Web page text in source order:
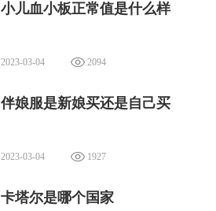
小儿血小板正常值是什么样
2023-03-04 2094
伴娘服是新娘买还是自己买
2023-03-04 1927
卡塔尔是哪个国家